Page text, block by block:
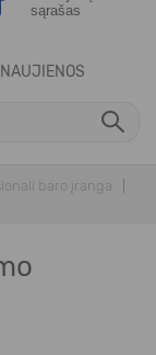
NAUJIENOS
sąrašas
baro įranga